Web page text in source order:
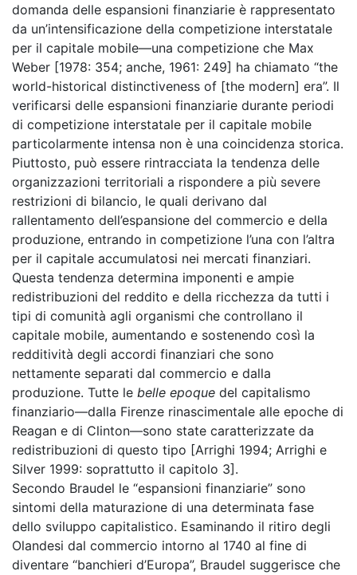
domanda delle espansioni finanziarie è rappresentato
da un’intensificazione della competizione interstatale
per il capitale mobile—una competizione che Max
Weber [1978: 354; anche, 1961: 249] ha chiamato “the
world-historical distinctiveness of [the modern] era”. Il
verificarsi delle espansioni finanziarie durante periodi
di competizione interstatale per il capitale mobile
particolarmente intensa non è una coincidenza storica.
Piuttosto, può essere rintracciata la tendenza delle
organizzazioni territoriali a rispondere a più severe
restrizioni di bilancio, le quali derivano dal
rallentamento dell’espansione del commercio e della
produzione, entrando in competizione l’una con l’altra
per il capitale accumulatosi nei mercati finanziari.
Questa tendenza determina imponenti e ampie
redistribuzioni del reddito e della ricchezza da tutti i
tipi di comunità agli organismi che controllano il
capitale mobile, aumentando e sostenendo così la
redditività degli accordi finanziari che sono
nettamente separati dal commercio e dalla
produzione. Tutte le belle epoque del capitalismo
finanziario—dalla Firenze rinascimentale alle epoche di
Reagan e di Clinton—sono state caratterizzate da
redistribuzioni di questo tipo [Arrighi 1994; Arrighi e
Silver 1999: soprattutto il capitolo 3].
Secondo Braudel le “espansioni finanziarie” sono
sintomi della maturazione di una determinata fase
dello sviluppo capitalistico. Esaminando il ritiro degli
Olandesi dal commercio intorno al 1740 al fine di
diventare “banchieri d’Europa”, Braudel suggerisce che